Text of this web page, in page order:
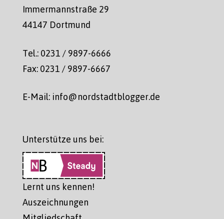
Immermannstraße 29
44147 Dortmund
Tel.: 0231 / 9897-6666
Fax: 0231 / 9897-6667
E-Mail: info@nordstadtblogger.de
Unterstütze uns bei:
Lernt uns kennen!
Auszeichnungen